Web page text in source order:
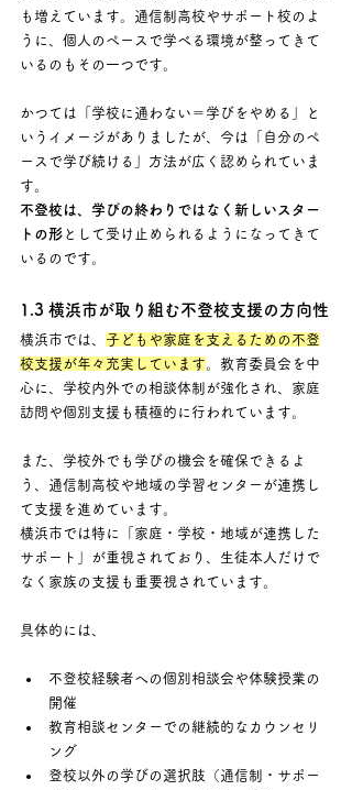
も増えています。通信制高校やサポート校のよ
うに、個人のペースで学べる環境が整ってきて
いるのもその一つです。
かつては「学校に通わない＝学びをやめる」と
いうイメージがありましたが、今は「自分のペ
ースで学び続ける」方法が広く認められていま
す。
不登校は、学びの終わりではなく新しいスター
トの形 として受け止められるようになってきて
いるのです。
1.3 横浜市が取り組む不登校支援の方向性
横浜市では、 子どもや家庭を支えるための不登
校支援が年々充実しています 。教育委員会を中
心に、学校内外での相談体制が強化され、家庭
訪問や個別支援も積極的に行われています。
また、学校外でも学びの機会を確保できるよ
う、通信制高校や地域の学習センターが連携し
て支援を進めています。
横浜市では特に「家庭・学校・地域が連携した
サポート」が重視されており、生徒本人だけで
なく家族の支援も重要視されています。
具体的には、
不登校経験者への個別相談会や体験授業の
開催
教育相談センターでの継続的なカウンセリ
ング
登校以外の学びの選択肢（通信制・サポー